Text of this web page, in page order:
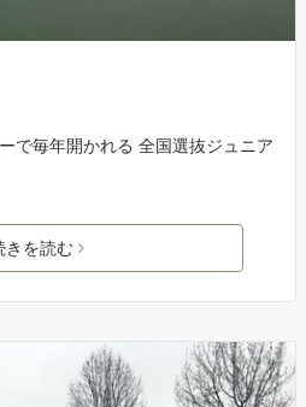
で毎年開かれる 全国選抜ジュニア
きを読む